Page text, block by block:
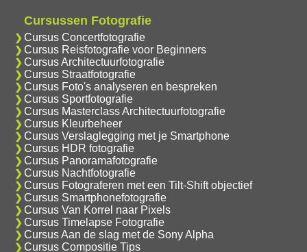
Cursussen Fotografie
Cursus Concertfotografie
Cursus Reisfotografie voor Beginners
Cursus Architectuurfotografie
Cursus Straatfotografie
Cursus Foto's analyseren en bespreken
Cursus Sportfotografie
Cursus Masterclass Architectuurfotografie
Cursus Kleurbeheer
Cursus Verslaglegging met je Smartphone
Cursus HDR fotografie
Cursus Panoramafotografie
Cursus Nachtfotografie
Cursus Fotograferen met een Tilt-Shift objectief
Cursus Smartphonefotografie
Cursus Van Korrel naar Pixels
Cursus Timelapse Fotografie
Cursus Aan de slag met de Sony Alpha
Cursus Compositie Tips